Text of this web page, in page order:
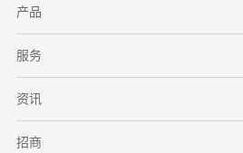
产品
服务
资讯
招商